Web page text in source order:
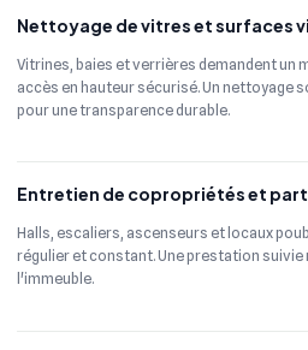
Nettoyage de vitres et surfaces
Vitrines, baies et verrières demandent un
accès en hauteur sécurisé. Un nettoyage
pour une transparence durable.
Entretien de copropriétés et
Halls, escaliers, ascenseurs et locaux
régulier et constant. Une prestation suivie
l'immeuble.